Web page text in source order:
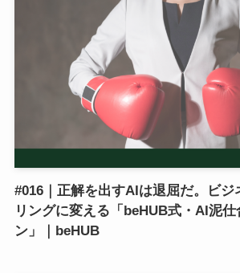
#016｜正解を出すAIは退屈だ。ビジ
リングに変える「beHUB式・AI泥仕
ン」｜beHUB